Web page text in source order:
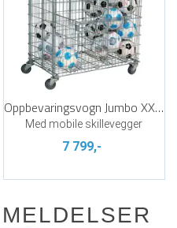
Oppbevaringsvogn Jumbo XXL Plus
Med mobile skillevegger
7 799,-